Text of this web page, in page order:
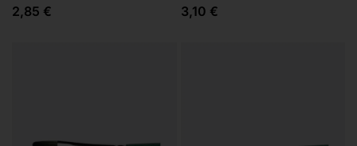
2,85 € 3,10 €